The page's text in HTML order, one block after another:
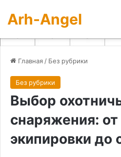
Arh-Angel
Главная / Без рубрики
Без рубрики
Выбор
снаряжения: от
экипировки до